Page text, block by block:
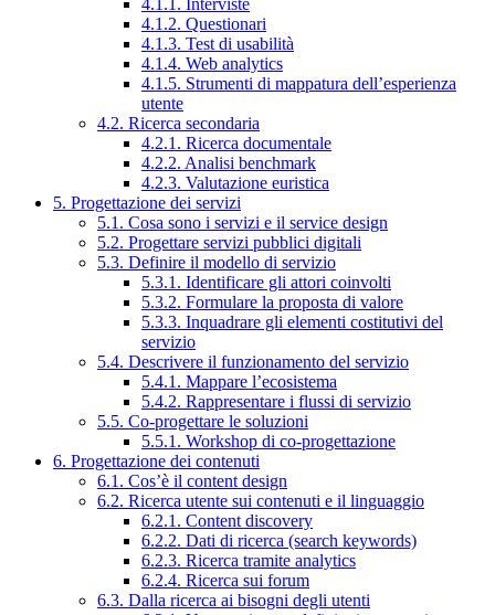
4.1.2. Questionari
4.1.3. Test di usabilità
4.1.4. Web analytics
4.1.5. Strumenti di mappatura dell’esperienza
utente
4.2. Ricerca secondaria
4.2.1. Ricerca documentale
4.2.2. Analisi benchmark
4.2.3. Valutazione euristica
5. Progettazione dei servizi
5.1. Cosa sono i servizi e il service design
5.2. Progettare servizi pubblici digitali
5.3. Definire il modello di servizio
5.3.1. Identificare gli attori coinvolti
5.3.2. Formulare la proposta di valore
5.3.3. Inquadrare gli elementi costitutivi del
servizio
5.4. Descrivere il funzionamento del servizio
5.4.1. Mappare l’ecosistema
5.4.2. Rappresentare i flussi di servizio
5.5. Co-progettare le soluzioni
5.5.1. Workshop di co-progettazione
6. Progettazione dei contenuti
6.1. Cos’è il content design
6.2. Ricerca utente sui contenuti e il linguaggio
6.2.1. Content discovery
6.2.2. Dati di ricerca (search keywords)
6.2.3. Ricerca tramite analytics
6.2.4. Ricerca sui forum
6.3. Dalla ricerca ai bisogni degli utenti